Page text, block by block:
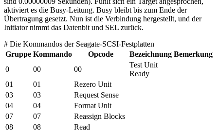
aktiviert es die Busy-Leitung. Busy bleibt bis zum Ende der
Übertragung gesetzt. Nun ist die Verbindung hergestellt, und der
Initiator nimmt das Datenbit und SEL zurück.
# Die Kommandos der Seagate-SCSI-Festplatten
Gruppe Kommando Opcode Bezeichnung Bemerkung
0
00 00
Test Unit
Ready
01
01
Rezero Unit
03
03
Request Sense
04
04
Format Unit
07
07
Reassign Blocks
08
08
Read